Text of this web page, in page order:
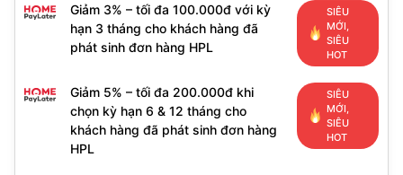
Giảm 3% – tối đa 100.000đ với kỳ
hạn 3 tháng cho khách hàng đã
phát sinh đơn hàng HPL
SIÊU
MỚI,
SIÊU
HOT
Giảm 5% – tối đa 200.000đ khi
chọn kỳ hạn 6 & 12 tháng cho
khách hàng đã phát sinh đơn hàng
HPL
SIÊU
MỚI,
SIÊU
HOT